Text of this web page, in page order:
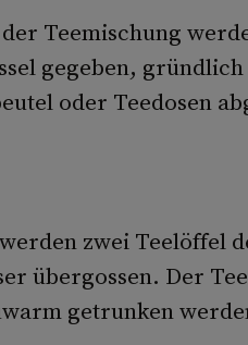
Teemischung
gegeben,
oder Teedosen
zwei Teelöffel
übergossen. Der
getrunken